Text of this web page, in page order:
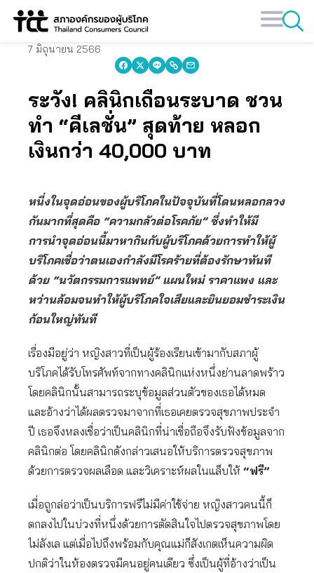
Skip
content
7 มิถุนายน 2566
ระวัง! คลินิกเถื่อนระบาด ชวน
ทำ “คีเลชั่น” สุดท้าย หลอก
เงินกว่า 40,000 บาท
หนี่งในจุดอ่อนของผู้บริโภคในปัจจุบันที่โดนหลอกลวง
กันมากทึ่สุดคือ “ความกลัวต่อโรคภัย” ซึ่งทำให้มี
การนำจุดอ่อนนี้มาหากินกับผู้บริโภคด้วยการทำให้ผู้
บริโภคเชื่อว่าตนเองกำลังมีโรคร้ายที่ต้องรักษาทันที
ด้วย “นวัตกรรมการแพทย์” แผนใหม่ ราคาแพง และ
หว่านล้อมจนทำให้ผู้บริโภคใจเสียและยินยอมชำระเงิน
ก้อนใหญ่ทันที
เรื่องมีอยู่ว่า หญิงสาวที่เป็นผู้ร้องเรียนเข้ามากับสภาผู้
บริโภคได้รับโทรศัพท์จากทางคลินิกแห่งหนึ่งย่านลาดพร้าว
โดยคลินิกนั้นสามารถระบุข้อมูลส่วนตัวของเธอได้หมด
และอ้างว่าได้ผลตรวจมาจากที่เธอเคยตรวจสุขภาพประจำ
ปี เธอจึงหลงเชื่อว่าเป็นคลินิกที่น่าเชื่อถือจึงรับฟังข้อมูลจาก
คลินิกต่อ โดยคลินิกดังกล่าวเสนอให้บริการตรวจสุขภาพ
ด้วยการตรวจผลเลือด และวิเคราะห์ผลในแล็บให้ “ฟรี”
เมื่อถูกล่อว่าเป็นบริการฟรีไม่มีค่าใช้จ่าย หญิงสาวคนนี้ก็
ตกลงไปในบ่วงที่หนึ่งด้วยการตัดสินใจไปตรวจสุขภาพโดย
ไม่ลังเล แต่เมื่อไปถึงพร้อมกับคุณแม่ก็สังเกตเห็นความผิด
ปกติว่าในห้องตรวจมีคนอยู่คนเดียว ซึ่งเป็นผู้ที่อ้างว่าเป็น